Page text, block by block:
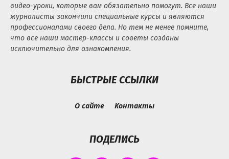
видео-уроки, которые вам обязательно помогут. Все наши
журналисты закончили специальные курсы и являются
профессионалами своего дела. Но тем не менее помните,
что все наши мастер-классы и советы созданы
исключительно для ознакомления.
БЫСТРЫЕ ССЫЛКИ
О сайте Контакты
ПОДЕЛИСЬ